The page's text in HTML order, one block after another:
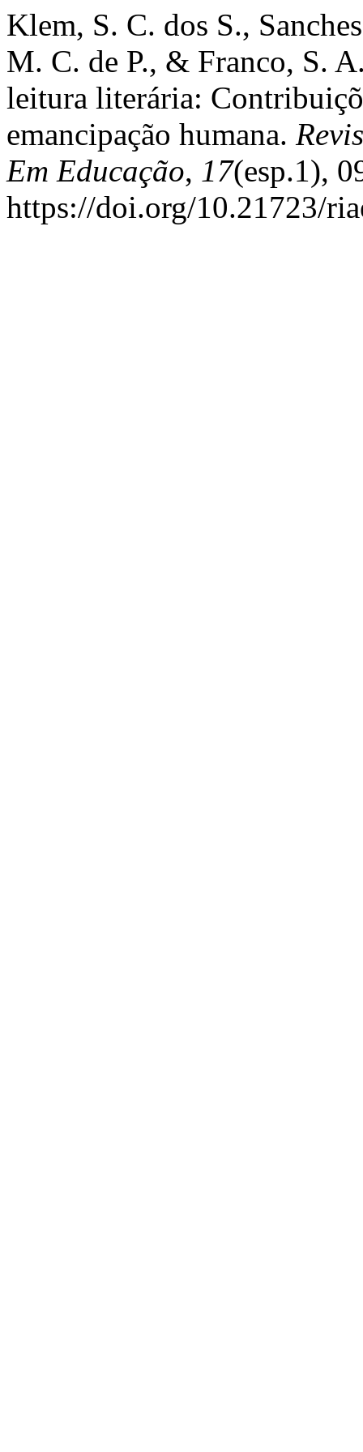
Klem, S. C. dos S.,
M. C. de P., & Franco, S.
leitura literária:
emancipação humana.
Em Educação, 17(esp.1),
https://doi.org/10.21723/